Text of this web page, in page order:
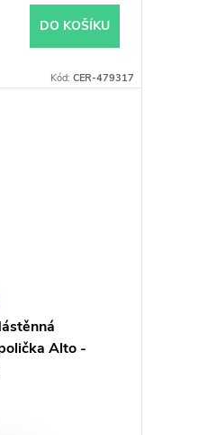
DO KOŠÍKU
Kód: CER-479317
Alto -